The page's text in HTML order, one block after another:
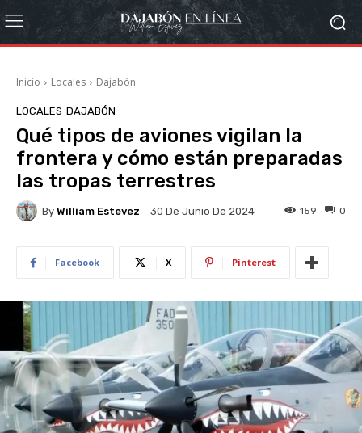
Inicio Locales Dajabón
LOCALES DAJABÓN
Qué tipos de aviones vigilan la
frontera y cómo están preparadas
las tropas terrestres
By William Estevez 30 De Junio De 2024 0
159
Facebook X Pinterest